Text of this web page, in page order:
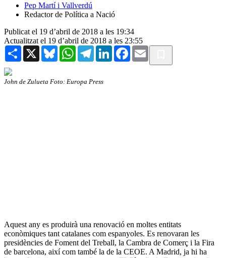
Pep Martí i Vallverdú
Redactor de Política a Nació
Publicat el 19 d’abril de 2018 a les 19:34
Actualitzat el 19 d’abril de 2018 a les 23:55
Share X BlueskyWhatsAppTelegramLinkedInFacebook
Email
John de Zulueta Foto: Europa Press
Aquest any es produirà una renovació en moltes entitats
econòmiques tant catalanes com espanyoles. Es renovaran les
presidències de Foment del Treball, la Cambra de Comerç i la Fira
de barcelona, així com també la de la CEOE. A Madrid, ja hi ha